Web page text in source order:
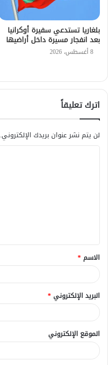
بلغاريا تستدعي سفيرة أوكرانيا
بعد انفجار مسيرة داخل أراضيها
8 أغسطس، 2026
اترك تعليقاً
لن يتم نشر عنوان بريدك الإلكتروني.
ق
*
الاسم *
البريد الإلكتروني *
الموقع الإلكتروني